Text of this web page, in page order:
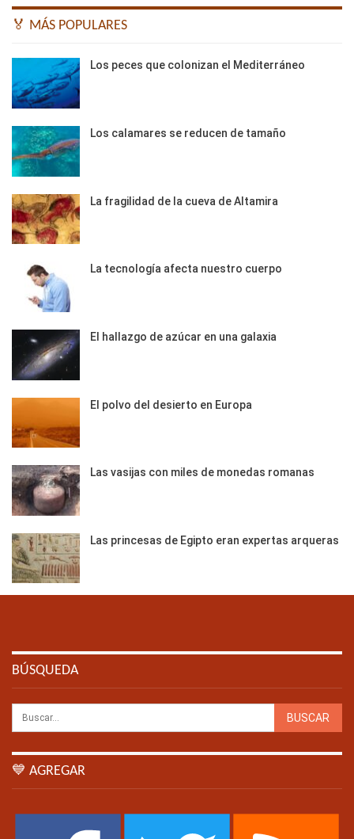
🏅 MÁS POPULARES
Los peces que colonizan el Mediterráneo
Los calamares se reducen de tamaño
La fragilidad de la cueva de Altamira
La tecnología afecta nuestro cuerpo
El hallazgo de azúcar en una galaxia
El polvo del desierto en Europa
Las vasijas con miles de monedas romanas
Las princesas de Egipto eran expertas arqueras
BÚSQUEDA
💙 AGREGAR